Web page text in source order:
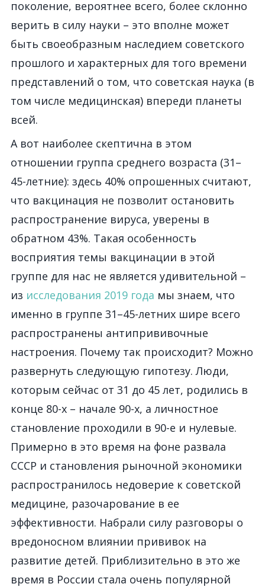
поколение, вероятнее всего, более склонно
верить в силу науки – это вполне может
быть своеобразным наследием советского
прошлого и характерных для того времени
представлений о том, что советская наука (в
том числе медицинская) впереди планеты
всей.
А вот наиболее скептична в этом
отношении группа среднего возраста (31–
45-летние): здесь 40% опрошенных считают,
что вакцинация не позволит остановить
распространение вируса, уверены в
обратном 43%. Такая особенность
восприятия темы вакцинации в этой
группе для нас не является удивительной –
из исследования 2019 года мы знаем, что
именно в группе 31–45-летних шире всего
распространены антипрививочные
настроения. Почему так происходит? Можно
развернуть следующую гипотезу. Люди,
которым сейчас от 31 до 45 лет, родились в
конце 80-х – начале 90-х, а личностное
становление проходили в 90-е и нулевые.
Примерно в это время на фоне развала
СССР и становления рыночной экономики
распространилось недоверие к советской
медицине, разочарование в ее
эффективности. Набрали силу разговоры о
вредоносном влиянии прививок на
развитие детей. Приблизительно в это же
время в России стала очень популярной